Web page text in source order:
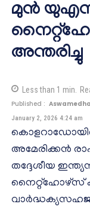
മുൻ
അന്തരിച്ചു
Less than 1 min.
Published :
January 2, 2026 4:24 am
അമേരിക്കൻ
തദ്ദേശീയ
നൈറ്റ്‌ഹോഴ്‌സ്